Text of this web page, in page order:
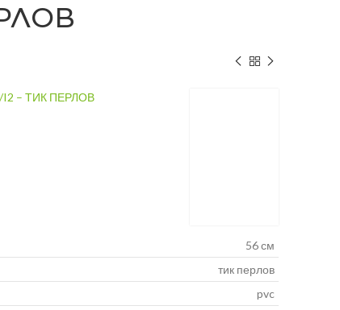
– ТИК ПЕРЛОВ
56 см
тик перлов
pvc